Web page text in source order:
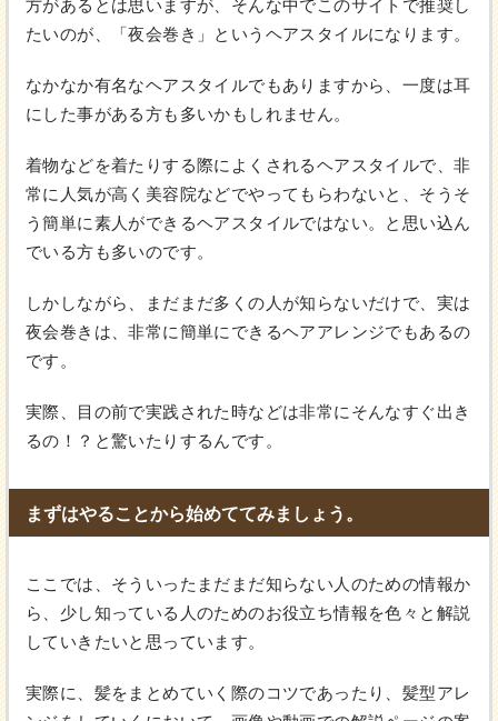
方があるとは思いますが、そんな中でこのサイトで推奨し
たいのが、「夜会巻き」というヘアスタイルになります。
なかなか有名なヘアスタイルでもありますから、一度は耳
にした事がある方も多いかもしれません。
着物などを着たりする際によくされるヘアスタイルで、非
常に人気が高く美容院などでやってもらわないと、そうそ
う簡単に素人ができるヘアスタイルではない。と思い込ん
でいる方も多いのです。
しかしながら、まだまだ多くの人が知らないだけで、実は
夜会巻きは、非常に簡単にできるヘアアレンジでもあるの
です。
実際、目の前で実践された時などは非常にそんなすぐ出き
るの！？と驚いたりするんです。
まずはやることから始めててみましょう。
ここでは、そういったまだまだ知らない人のための情報か
ら、少し知っている人のためのお役立ち情報を色々と解説
していきたいと思っています。
実際に、髪をまとめていく際のコツであったり、髪型アレ